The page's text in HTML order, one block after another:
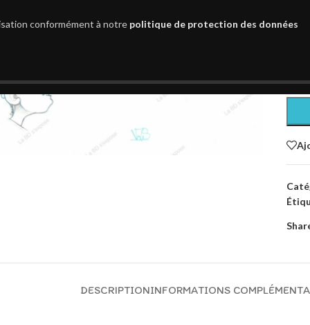
conformément à notre politique de protection des données
DESCRIPTIONINFORMATIONS